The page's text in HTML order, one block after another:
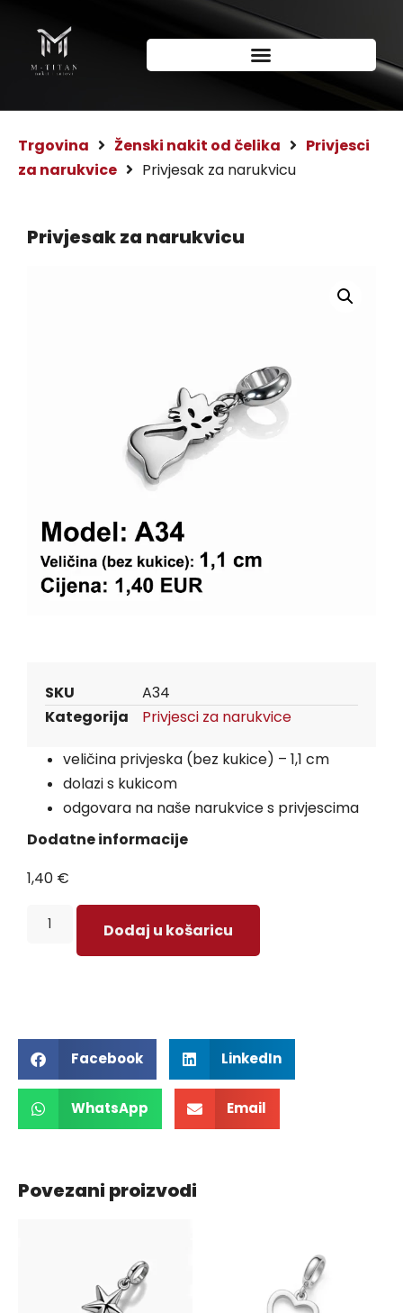
Trgovina Ženski nakit od čelika
Privjesci
za narukvice
Privjesak za narukvicu
Privjesak za narukvicu
SKU A34
Kategorija Privjesci za narukvice
veličina privjeska (bez kukice) – 1,1 cm
dolazi s kukicom
odgovara na naše narukvice s privjescima
Dodatne informacije
1,40 €
Dodaj u košaricu
Facebook LinkedIn
WhatsApp Email
Povezani proizvodi